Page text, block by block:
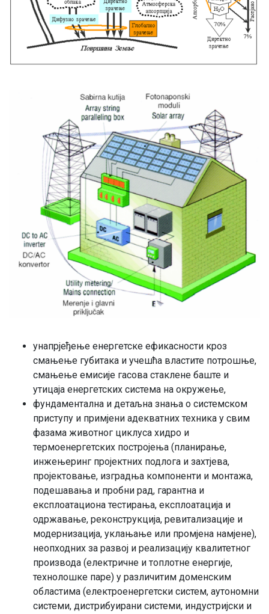
унапрјеђење енергетске ефикасности кроз
смањење губитака и учешћа властите потрошње,
смањење емисије гасова стаклене баште и
утицаја енергетских система на окружење,
фундаментална и детаљна знања о системском
приступу и примјени адекватних техника у свим
фазама животног циклуса хидро и
термоенергетских постројења (планирање,
инжењеринг пројектних подлога и захтјева,
пројектовање, изградња компоненти и монтажа,
подешавања и пробни рад, гарантна и
експлоатациона тестирања, експлоатација и
одржавање, реконструкција, ревитализације и
модернизација, уклањање или промјена намјене),
неопходних за развој и реализацију квалитетног
производа (електричне и топлотне енергије,
технолошке паре) у различитим доменским
областима (електроенергетски систем, аутономни
системи, дистрибуирани системи, индустријски и